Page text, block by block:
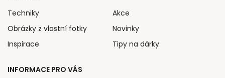
Techniky
Obrázky z vlastní fotky
Inspirace
Akce
Novinky
Tipy na dárky
INFORMACE PRO VÁS